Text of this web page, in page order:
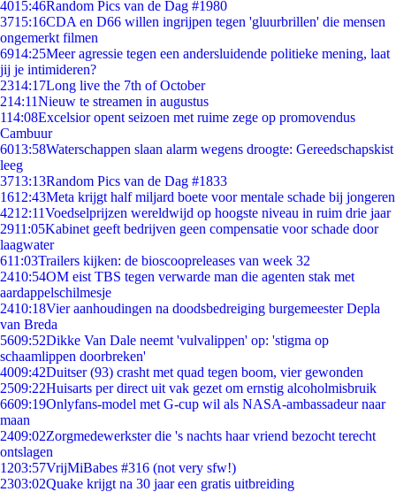
4015:46Random Pics van de Dag #1980
3715:16CDA en D66 willen ingrijpen tegen 'gluurbrillen' die mensen
ongemerkt filmen
6914:25Meer agressie tegen een andersluidende politieke mening, laat
jij je intimideren?
2314:17Long live the 7th of October
214:11Nieuw te streamen in augustus
114:08Excelsior opent seizoen met ruime zege op promovendus
Cambuur
6013:58Waterschappen slaan alarm wegens droogte: Gereedschapskist
leeg
3713:13Random Pics van de Dag #1833
1612:43Meta krijgt half miljard boete voor mentale schade bij jongeren
4212:11Voedselprijzen wereldwijd op hoogste niveau in ruim drie jaar
2911:05Kabinet geeft bedrijven geen compensatie voor schade door
laagwater
611:03Trailers kijken: de bioscoopreleases van week 32
2410:54OM eist TBS tegen verwarde man die agenten stak met
aardappelschilmesje
2410:18Vier aanhoudingen na doodsbedreiging burgemeester Depla
van Breda
5609:52Dikke Van Dale neemt 'vulvalippen' op: 'stigma op
schaamlippen doorbreken'
4009:42Duitser (93) crasht met quad tegen boom, vier gewonden
2509:22Huisarts per direct uit vak gezet om ernstig alcoholmisbruik
6609:19Onlyfans-model met G-cup wil als NASA-ambassadeur naar
maan
2409:02Zorgmedewerkster die 's nachts haar vriend bezocht terecht
ontslagen
1203:57VrijMiBabes #316 (not very sfw!)
2303:02Quake krijgt na 30 jaar een gratis uitbreiding